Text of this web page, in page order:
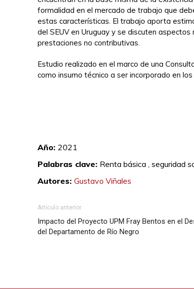
formalidad en el mercado de trabajo que
estas características. El trabajo aporta
del SEUV en Uruguay y se discuten
prestaciones no contributivas.
Estudio realizado en el marco de una
como insumo técnico a ser incorporado en
Año: 2021
Palabras clave: Renta básica , seguridad
Autores: Gustavo Viñales
Artículo anterior
Impacto del Proyecto UPM Fray Bentos en el
del Departamento de Río Negro